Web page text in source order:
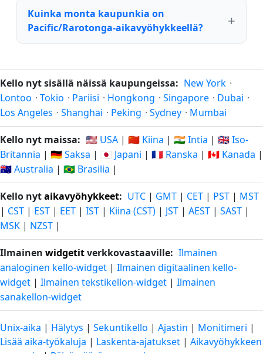
Kuinka monta kaupunkia on
Pacific/Rarotonga-aikavyöhykkeellä?
Kello nyt sisällä näissä kaupungeissa: New York ·
Lontoo · Tokio · Pariisi · Hongkong · Singapore · Dubai ·
Los Angeles · Shanghai · Peking · Sydney · Mumbai
Kello nyt maissa: 🇺🇸 USA | 🇨🇳 Kiina | 🇮🇳 Intia | 🇬🇧 Iso-
Britannia | 🇩🇪 Saksa | 🇯🇵 Japani | 🇫🇷 Ranska | 🇨🇦 Kanada |
🇦🇺 Australia | 🇧🇷 Brasilia |
Kello nytaikavyöhykkeet: UTC | GMT | CET | PST | MST
| CST | EST | EET | IST | Kiina (CST) | JST | AEST | SAST |
MSK | NZST |
Ilmainen widgetitverkkovastaaville: Ilmainen
analoginen kello-widget | Ilmainen digitaalinen kello-
widget | Ilmainen tekstikellon-widget | Ilmainen
sanakellon-widget
Unix-aika | Hälytys | Sekuntikello | Ajastin | Monitimeri |
Lisää aika-työkaluja | Laskenta-ajatukset | Aikavyöhykkeen